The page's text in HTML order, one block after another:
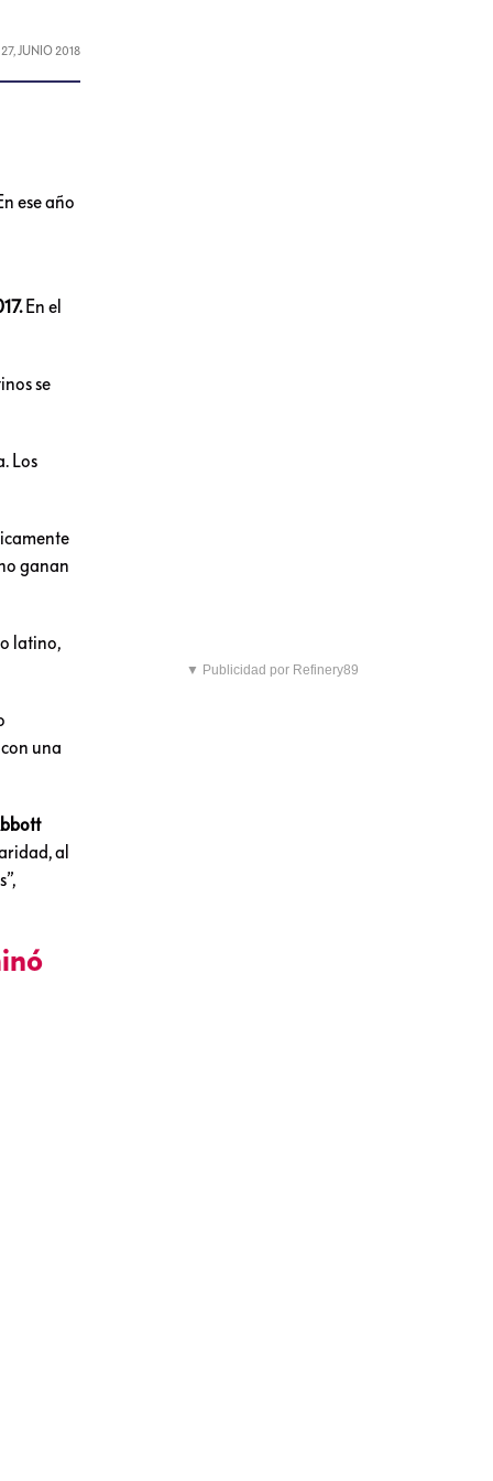
27, JUNIO 2018
ese año
En el
se
Los
ganan
latino,
con una
al
▼ Publicidad por Refinery89